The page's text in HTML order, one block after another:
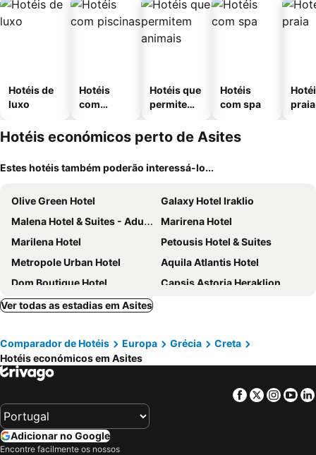
Hotéis de
luxo
Hotéis
com
Hotéis que
permitem
Hotéis
com spa
praia
Hotéis económicos perto de Asites
Estes hotéis também poderão interessá-lo...
Olive Green Hotel
Galaxy Hotel Iraklio
Malena Hotel & Suites - Adults Only by Omilos Hotels
Marirena Hotel
Marilena Hotel
Petousis Hotel & Suites
Metropole Urban Hotel
Aquila Atlantis Hotel
Dom Boutique Hotel
Capsis Astoria Heraklion
Atrion Hotel
Agapi Beach Resort
Aetovigla Guesthouse
Candia Suites & Rooms
Sentido Amounda Bay
Saint George Gournes Bay
Paralos Lifestyle Beach
Kastro Hotel
Vanisko Hotel
Ver todas as estadias em Asites
Comparador de Hotéis Europa Grécia
Creta
Hotéis económicos em Asites
Facebook
Twitter
Adicionar no Google
Encontre facilmente os nossos